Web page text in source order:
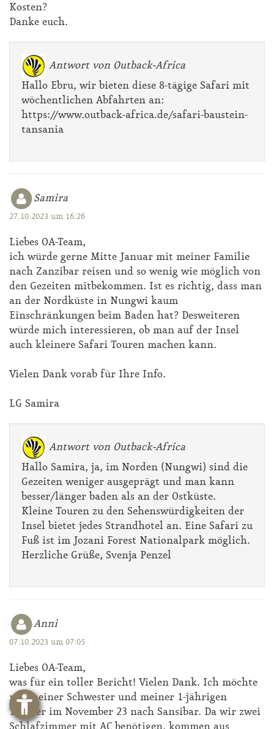
Kosten?
Danke euch.
Antwort von Outback-Africa
Hallo Ebru, wir bieten diese 8-tägige Safari mit
wöchentlichen Abfahrten an:
https://www.outback-africa.de/safari-baustein-
tansania
Samira
27.10.2023 um 16:26
Liebes OA-Team,
ich würde gerne Mitte Januar mit meiner Familie
nach Zanzibar reisen und so wenig wie möglich von
den Gezeiten mitbekommen. Ist es richtig, dass man
an der Nordküste in Nungwi kaum
Einschränkungen beim Baden hat? Desweiteren
würde mich interessieren, ob man auf der Insel
auch kleinere Safari Touren machen kann.
Vielen Dank vorab für Ihre Info.
LG Samira
Antwort von Outback-Africa
Hallo Samira, ja, im Norden (Nungwi) sind die
Gezeiten weniger ausgeprägt und man kann
besser/länger baden als an der Ostküste.
Kleine Touren zu den Sehenswürdigkeiten der
Insel bietet jedes Strandhotel an. Eine Safari zu
Fuß ist im Jozani Forest Nationalpark möglich.
Herzliche Grüße, Svenja Penzel
Anni
07.10.2023 um 07:05
Liebes OA-Team,
was für ein toller Bericht! Vielen Dank. Ich möchte
mit meiner Schwester und meiner 1-jährigen
Tochter im November 23 nach Sansibar. Da wir zwei